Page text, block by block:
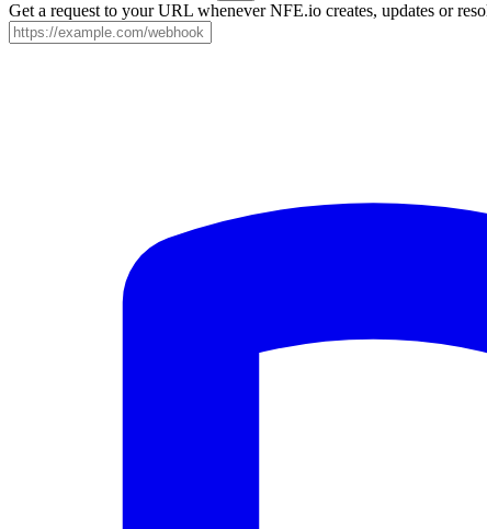
Get a request to your URL whenever NFE.io creates, updates or